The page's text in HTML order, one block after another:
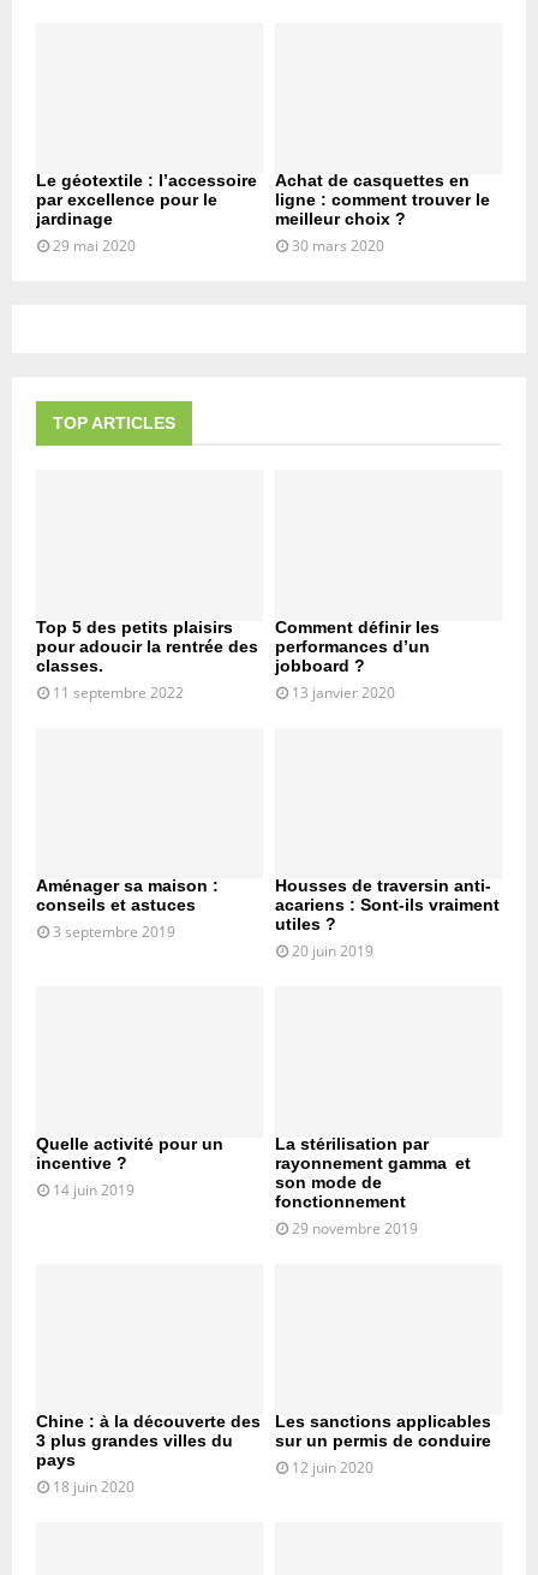
Le géotextile : l’accessoire
par excellence pour le
jardinage
29 mai 2020
Achat de casquettes en
ligne : comment trouver le
meilleur choix ?
30 mars 2020
TOP ARTICLES
Top 5 des petits plaisirs
pour adoucir la rentrée des
classes.
11 septembre 2022
Comment définir les
performances d’un
jobboard ?
13 janvier 2020
Aménager sa maison :
conseils et astuces
3 septembre 2019
Housses de traversin anti-
acariens : Sont-ils vraiment
utiles ?
20 juin 2019
Quelle activité pour un
incentive ?
14 juin 2019
La stérilisation par
rayonnement gamma et
son mode de
fonctionnement
29 novembre 2019
Chine : à la découverte des
3 plus grandes villes du
pays
18 juin 2020
Les sanctions applicables
sur un permis de conduire
12 juin 2020